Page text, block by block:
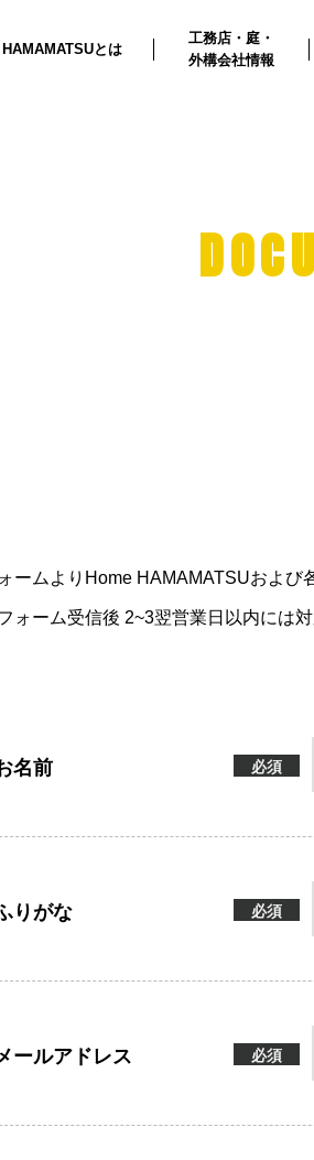
とは
工務店・庭・
外構会社情報
ームよりHome HAMAMATSUおよび
ォーム受信後 2~3翌営業日以内には
名前 必須
りがな 必須
ールアドレス 必須